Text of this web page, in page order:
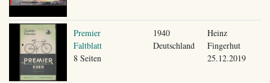
Premier
Faltblatt
8 Seiten
1940
Deutschland
Heinz
Fingerhut
25.12.2019